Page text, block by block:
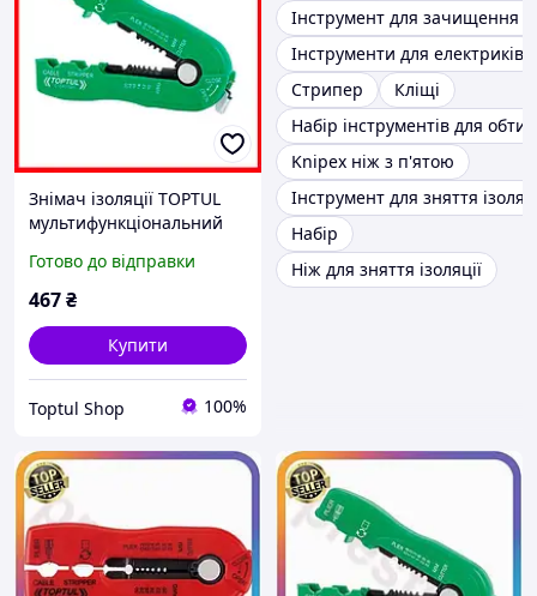
Знімач ізоляції TOPTUL
мультифункціональний
Готово до відправки
467₴
Купити
Toptul Shop 100%
Інструмент для зачищення
Інструменти для електриків
Стрипер
Кліщі
Набір інструментів для
Knipex ніж з п'ятою
Інструмент для зняття
Набір
Ніж для зняття ізоляції